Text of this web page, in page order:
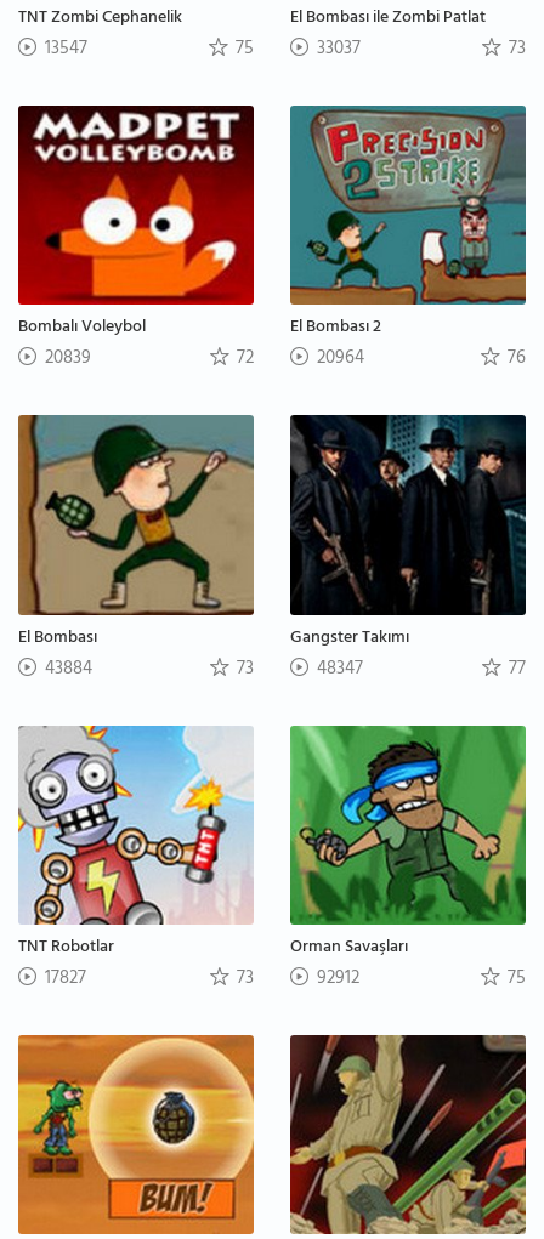
TNT Zombi Cephanelik
13547 75
El Bombası ile Zombi Patlat
33037 73
Bombalı Voleybol
20839 72
El Bombası 2
20964 76
El Bombası
43884 73
Gangster Takımı
48347 77
TNT Robotlar
17827 73
Orman Savaşları
92912 75